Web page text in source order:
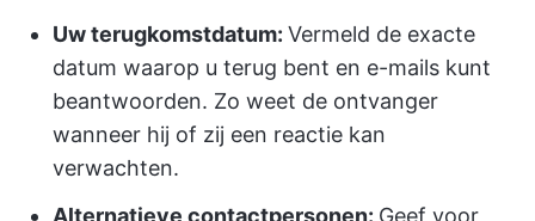
Uw terugkomstdatum: Vermeld de exacte
datum waarop u terug bent en e-mails kunt
beantwoorden. Zo weet de ontvanger
wanneer hij of zij een reactie kan
verwachten.
Alternatieve contactpersonen: Geef voor